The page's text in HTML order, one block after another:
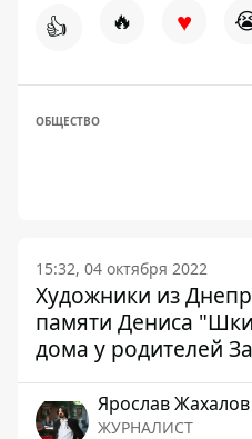
👍 🔥 ♥
ОБЩЕСТВО
15:32, 04 октября 2022
Художники из
памяти Дениса
дома у родителей
Ярослав Жахалов
ЖУРНАЛИСТ